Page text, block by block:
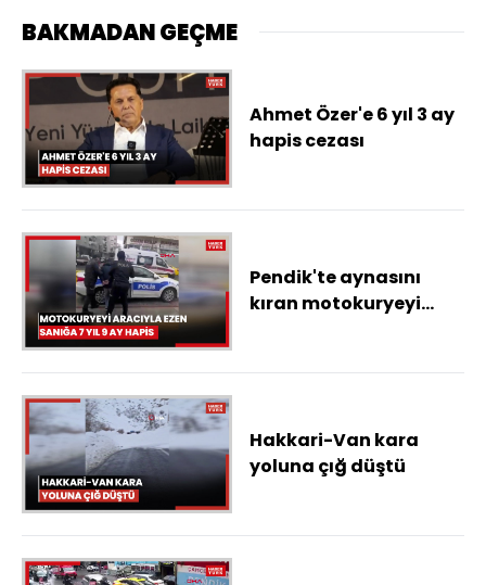
BAKMADAN GEÇME
Ahmet Özer'e 6 yıl 3 ay
hapis cezası
Pendik'te aynasını
kıran motokuryeyi
Hakkari-Van kara
yoluna çığ düştü